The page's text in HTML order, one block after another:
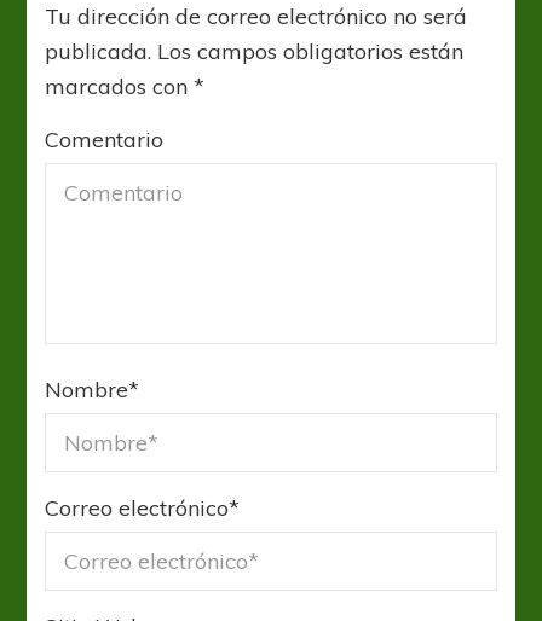
Tu dirección de correo electrónico no será
publicada. Los campos obligatorios están
marcados con*
Comentario
Nombre*
Correo electrónico*